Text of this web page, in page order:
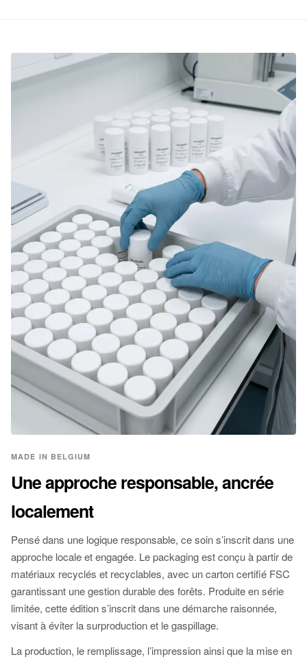
MADE IN BELGIUM
Une approche responsable, ancrée
localement
Pensé dans une logique responsable, ce soin s’inscrit dans une
approche locale et engagée. Le packaging est conçu à partir de
matériaux recyclés et recyclables, avec un carton certifié FSC
garantissant une gestion durable des forêts. Produite en série
limitée, cette édition s’inscrit dans une démarche raisonnée,
visant à éviter la surproduction et le gaspillage.
La production, le remplissage, l’impression ainsi que la mise en